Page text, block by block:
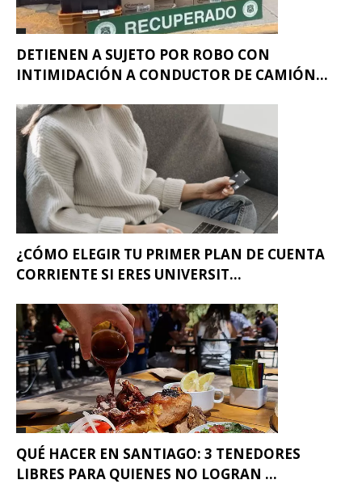
DETIENEN A SUJETO POR ROBO CON
INTIMIDACIÓN A CONDUCTOR DE CAMIÓN...
¿CÓMO ELEGIR TU PRIMER PLAN DE CUENTA
CORRIENTE SI ERES UNIVERSIT...
QUÉ HACER EN SANTIAGO: 3 TENEDORES
LIBRES PARA QUIENES NO LOGRAN ...